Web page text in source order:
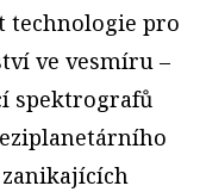
technologie pro
ve vesmíru –
spektrografů